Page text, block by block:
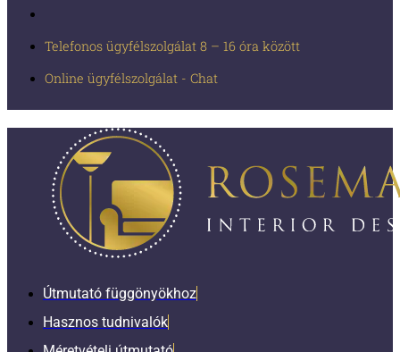
Telefonos ügyfélszolgálat 8 – 16 óra között
Online ügyfélszolgálat - Chat
Útmutató függönyökhoz
Hasznos tudnivalók